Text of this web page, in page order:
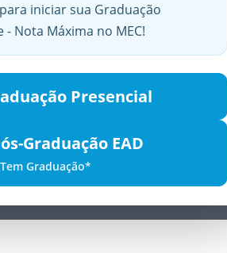
iniciar sua Graduação
- Nota Máxima no MEC!
Presencial
Graduação EAD
Graduação*